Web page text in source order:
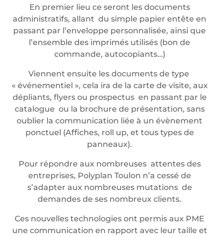
En premier lieu ce seront les documents
administratifs, allant du simple papier entête en
passant par l’enveloppe personnalisée, ainsi que
l’ensemble des imprimés utilisés (bon de
commande, autocopiants…)
Viennent ensuite les documents de type
« événementiel », cela ira de la carte de visite, aux
dépliants, flyers ou prospectus en passant par le
catalogue ou la brochure de présentation, sans
oublier la communication liée à un évènement
ponctuel (Affiches, roll up, et tous types de
panneaux).
Pour répondre aux nombreuses attentes des
entreprises, Polyplan Toulon n’a cessé de
s’adapter aux nombreuses mutations de
demandes de ses nombreux clients.
Ces nouvelles technologies ont permis aux PME
une communication en rapport avec leur taille et